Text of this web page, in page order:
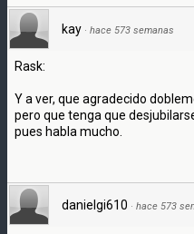
kay · hace 573 semanas
Rask:
Y a ver, que agradecido
pero que tenga que
pues habla mucho.
danielgi610 · hace 573